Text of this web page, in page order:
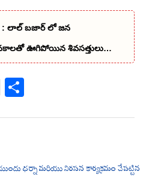
: లాల్ బజార్ లో జన
ఊగిపోయిన శివసత్తులు…
X ha
re
ధర్నా మరియు నిరసన కార్యక్రమం చేపట్టిన